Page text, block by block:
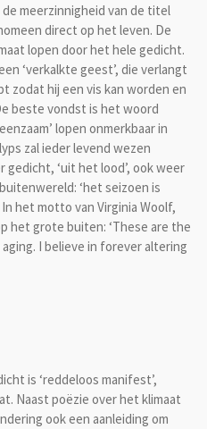
meerzinnigheid van de titel
direct op het leven. De
lopen door het hele gedicht.
‘verkalkte geest’, die verlangt
zodat hij een vis kan worden en
beste vondst is het woord
lopen onmerkbaar in
zal ieder levend wezen
gedicht, ‘uit het lood’, ook weer
‘het seizoen is
het motto van Virginia Woolf,
het grote buiten: ‘These are the
aging. I believe in forever altering
is ‘reddeloos manifest’,
Naast poëzie over het klimaat
ook een aanleiding om